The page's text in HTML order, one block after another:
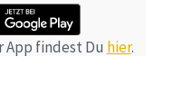
App findest Du hier.